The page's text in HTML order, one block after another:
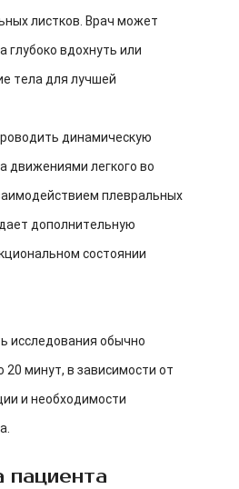
листков. Врач может
глубоко вдохнуть или
тела для лучшей
динамическую
движениями легкого во
плевральных
дополнительную
состоянии
исследования обычно
20 минут, в зависимости от
и необходимости
пациента